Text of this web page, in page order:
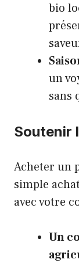
bio
un
sans
Soutenir
Acheter un
simple
avec votre
Un